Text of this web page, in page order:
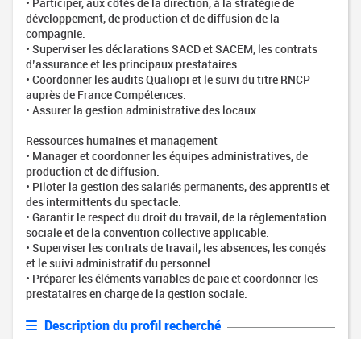
développement, de production et de diffusion de la
compagnie.
• Superviser les déclarations SACD et SACEM, les contrats
d’assurance et les principaux prestataires.
• Coordonner les audits Qualiopi et le suivi du titre RNCP
auprès de France Compétences.
• Assurer la gestion administrative des locaux.
Ressources humaines et management
• Manager et coordonner les équipes administratives, de
production et de diffusion.
• Piloter la gestion des salariés permanents, des apprentis et
des intermittents du spectacle.
• Garantir le respect du droit du travail, de la réglementation
sociale et de la convention collective applicable.
• Superviser les contrats de travail, les absences, les congés
et le suivi administratif du personnel.
• Préparer les éléments variables de paie et coordonner les
prestataires en charge de la gestion sociale.
Description du profil recherché